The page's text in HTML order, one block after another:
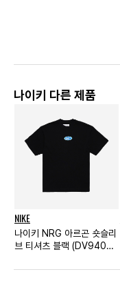
나이키 다른 제품
NIKE
나이키 NRG 아르곤 숏슬리
브 티셔츠 블랙 (DV9402-